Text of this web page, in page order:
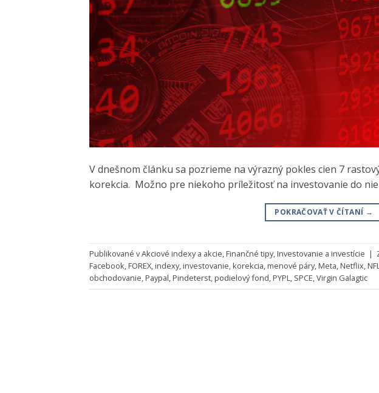
V dnešnom článku sa pozrieme na výrazný pokles cien 7
korekcia. Možno pre niekoho príležitosť na investovanie do
POKRAČOVAŤ V ČÍTANÍ →
Publikované vAkciové indexy a akcie,Finančné tipy,Investovanie a investície |
Facebook,FOREX,indexy,investovanie,korekcia,menové páry,Meta,Netflix,
obchodovanie,Paypal,Pindeterst,podielový fond,PYPL, SPCE,Virgin Galagtic